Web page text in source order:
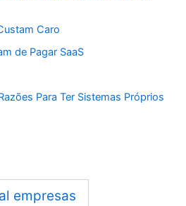
Caro
de Pagar SaaS
Para Ter Sistemas Próprios
empresas